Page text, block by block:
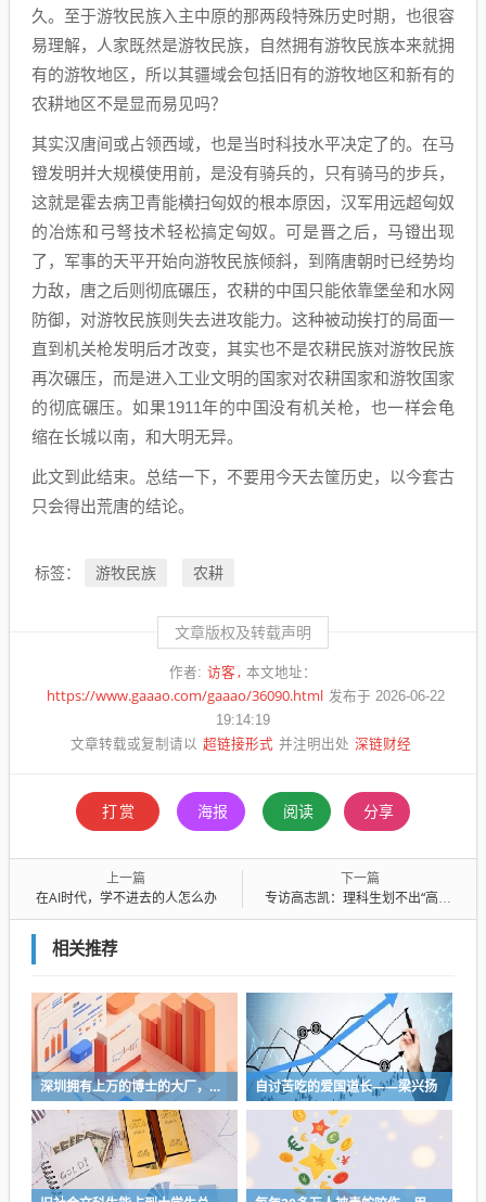
久。至于游牧民族入主中原的那两段特殊历史时期，也很容
易理解，人家既然是游牧民族，自然拥有游牧民族本来就拥
有的游牧地区，所以其疆域会包括旧有的游牧地区和新有的
农耕地区不是显而易见吗？
其实汉唐间或占领西域，也是当时科技水平决定了的。在马
镫发明并大规模使用前，是没有骑兵的，只有骑马的步兵，
这就是霍去病卫青能横扫匈奴的根本原因，汉军用远超匈奴
的冶炼和弓弩技术轻松搞定匈奴。可是晋之后，马镫出现
了，军事的天平开始向游牧民族倾斜，到隋唐朝时已经势均
力敌，唐之后则彻底碾压，农耕的中国只能依靠堡垒和水网
防御，对游牧民族则失去进攻能力。这种被动挨打的局面一
直到机关枪发明后才改变，其实也不是农耕民族对游牧民族
再次碾压，而是进入工业文明的国家对农耕国家和游牧国家
的彻底碾压。如果1911年的中国没有机关枪，也一样会龟
缩在长城以南，和大明无异。
此文到此结束。总结一下，不要用今天去筐历史，以今套古
只会得出荒唐的结论。
标签： 游牧民族 农耕
文章版权及转载声明
作者: 访客 本文地址：
https://www.gaaao.com/gaaao/36090.html 发布于 2026-06-22
19:14:19
文章转载或复制请以 超链接形式 并注明出处 深链财经
打赏 海报 阅读 分享
上一篇
在AI时代，学不进去的人怎么办
下一篇
专访高志凯：理科生划不出“高志凯线”
相关推荐
深圳拥有上万的博士的大厂，最经典的表演就是，凌晨两三点给领导自动发邮件 自讨苦吃的爱国道长——梁兴扬